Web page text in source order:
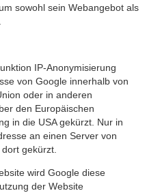
sowohl sein Webangebot als
IP-Anonymisierung
von Google innerhalb von
oder in anderen
den Europäischen
in die USA gekürzt. Nur in
an einen Server von
gekürzt.
wird Google diese
der Website